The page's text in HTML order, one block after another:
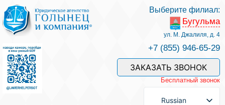
Услуги и наши специалисты
Оплата услуг
Задать вопрос
Выберите филиал:
Бугульма
ул. М. Джалиля, д. 4
+7 (855) 946-65-29
ЗАКАЗАТЬ ЗВОНОК
Бесплатный звонок
Russian